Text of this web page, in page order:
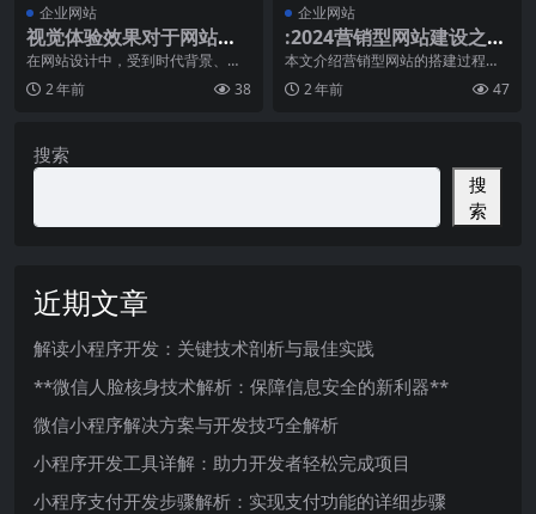
企业网站
视觉体验效果对于网站设
计的重要性
在网站设计中，受到时代背景、社
会环境、文化观念等一系列因素的
影响，传统网站设计通
2 年前 38
企业网站
:2024营销型网站建设之用
户体验
本文介绍营销型网站的搭建过程中
对用户体验的把握。首先搞清楚几
个问题，什么是用户体
2 年前 47
搜索
搜
索
近期文章
解读小程序开发：关键技术剖析与最佳实践
**微信人脸核身技术解析：保障信息安全的新利器**
微信小程序解决方案与开发技巧全解析
小程序开发工具详解：助力开发者轻松完成项目
小程序支付开发步骤解析：实现支付功能的详细步骤